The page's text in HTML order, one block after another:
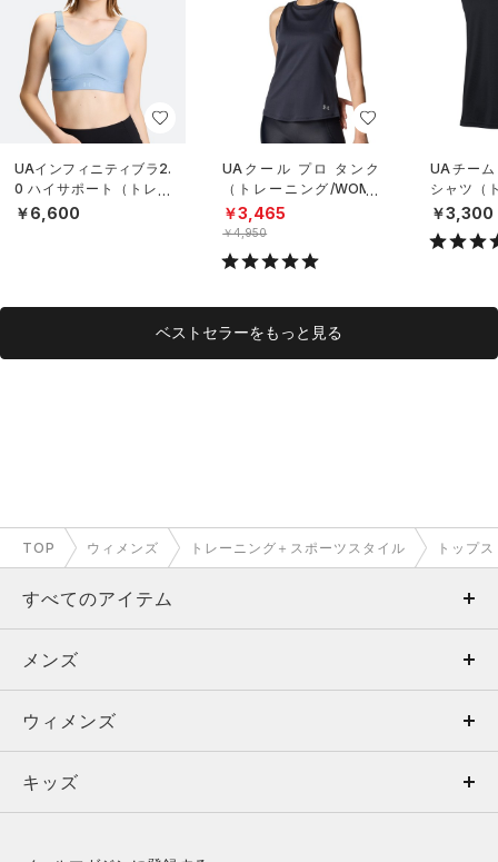
UAインフィニティブラ2.
0 ハイサポート（トレー
ニング/WOMEN）
￥6,600
UAクール プロ タンク
（トレーニング/WOME
N）
￥3,465
￥4,950
UAチー
シャツ（
NISEX）
￥3,300
ベストセラーをもっと見る
TOP ウィメンズ トレーニング＋スポーツスタイル トップス
すべてのアイテム
メンズ
ウィメンズ
キッズ
メンズ
トップス
ボトムス
ウィメンズ
トップス
キッズ